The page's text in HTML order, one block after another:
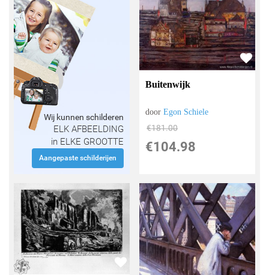
Wij kunnen schilderen
ELK AFBEELDING
in ELKE GROOTTE
Aangepaste schilderijen
Buitenwijk
doorEgon Schiele
€181.00
€104.98